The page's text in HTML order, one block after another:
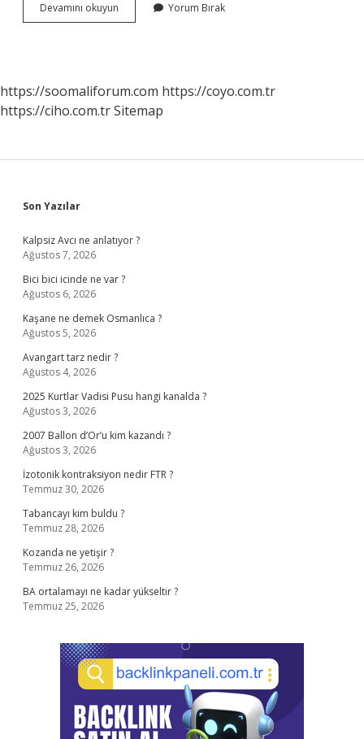
Devamını okuyun
Kaç
Yorum Bırak
https://soomaliforum.com https://coyo.com.tr
https://ciho.com.trSitemap
Sidebar
Son Yazılar
Kalpsiz Avcı ne anlatıyor ?
Ağustos 7, 2026
Bici bici icinde ne var ?
Ağustos 6, 2026
Kaşane ne demek Osmanlıca ?
Ağustos 5, 2026
Avangart tarz nedir ?
Ağustos 4, 2026
2025 Kurtlar Vadisi Pusu hangi kanalda ?
Ağustos 3, 2026
2007 Ballon d’Or’u kim kazandı ?
Ağustos 3, 2026
İzotonik kontraksiyon nedir FTR ?
Temmuz 30, 2026
Tabancayı kim buldu ?
Temmuz 28, 2026
Kozanda ne yetişir ?
Temmuz 26, 2026
BA ortalamayı ne kadar yükseltir ?
Temmuz 25, 2026